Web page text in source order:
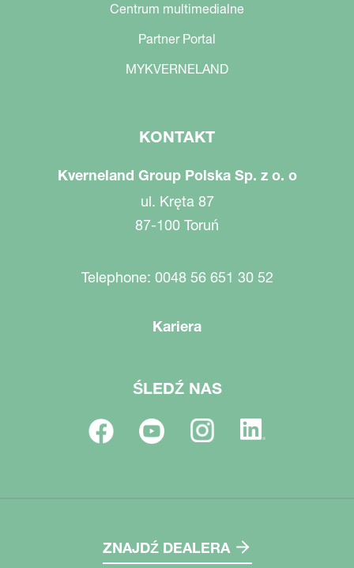
Centrum multimedialne
Partner Portal
MYKVERNELAND
KONTAKT
Kverneland Group Polska Sp. z o. o
ul. Kręta 87
87-100 Toruń
Telephone: 0048 56 651 30 52
Kariera
ŚLEDŹ NAS
ZNAJDŹ DEALERA